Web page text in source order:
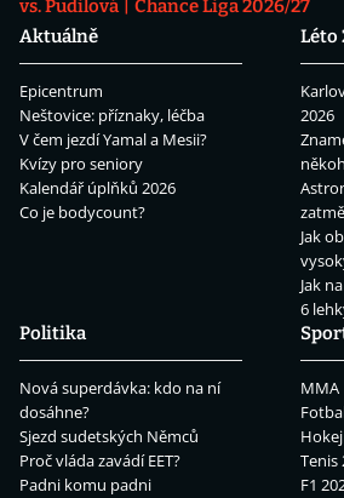
vs. Pudilová
Chance Liga 2026/27
Aktuálně
Epicentrum
Neštovice: příznaky, léčba
V čem jezdí Yamal a Mesii?
Kvízy pro seniory
Kalendář úplňků 2026
Co je bodycount?
Léto
2026
Jak
Jak
6
Politika
Nová superdávka: kdo na ní
dosáhne?
Sjezd sudetských Němců
Proč vláda zavádí EET?
Padni komu padni
MMA
Tenis
F1